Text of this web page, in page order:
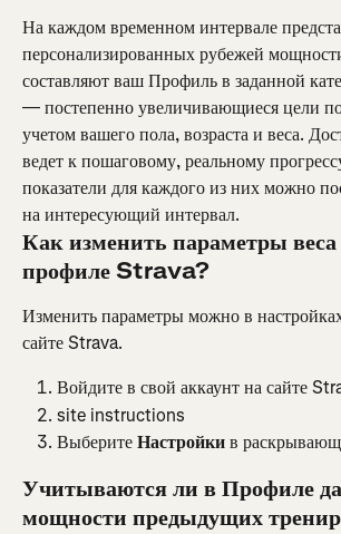
На каждом временном интервале
персонализированных рубежей
составляют ваш Профиль в заданной
— постепенно увеличивающиеся цели
учетом вашего пола, возраста и веса.
ведет к пошаговому, реальному
показатели для каждого из них можно
на интересующий интервал.
Как изменить параметры веса
профиле Strava?
Изменить параметры можно в
сайте Strava.
Войдите в свой аккаунт на сайте
site instructions
Выберите Настройки в
Учитываются ли в Профиле
мощности предыдущих